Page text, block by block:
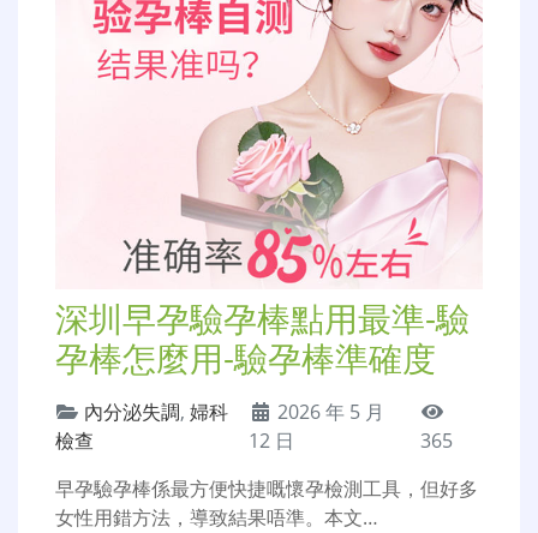
深圳早孕驗孕棒點用最準-驗
孕棒怎麼用-驗孕棒準確度
內分泌失調, 婦科
檢查
2026 年 5 月
12 日
365
早孕驗孕棒係最方便快捷嘅懷孕檢測工具，但好多
女性用錯方法，導致結果唔準。本文…